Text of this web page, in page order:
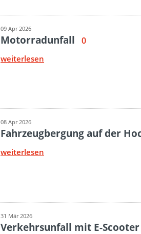
09 Apr 2026
Motorradunfall 0
weiterlesen
08 Apr 2026
Fahrzeugbergung auf der
weiterlesen
31 Mär 2026
Verkehrsunfall mit E-Scooter